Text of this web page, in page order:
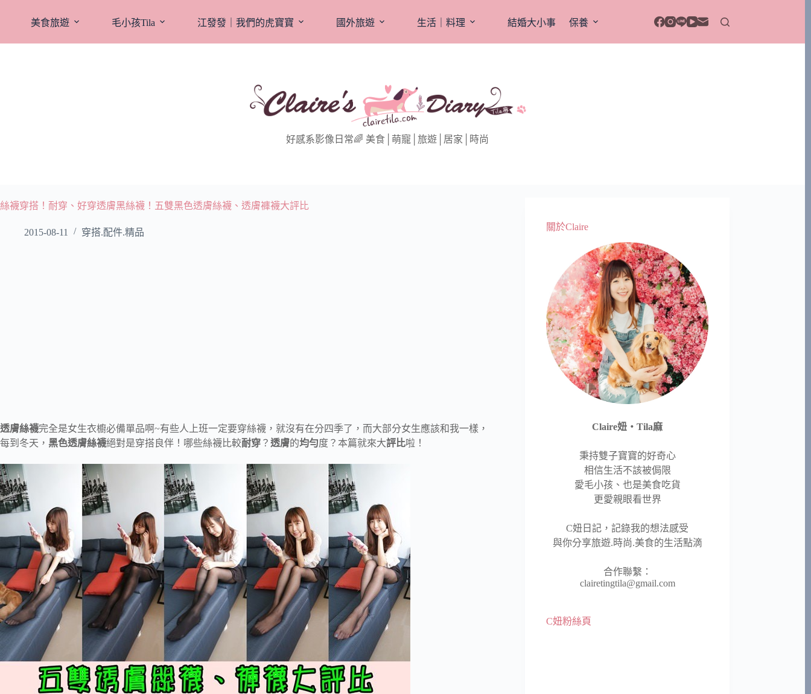
美食旅遊 毛小孩Tila 江發發｜我們的虎寶寶 國外旅遊 生活｜料理 結婚大小事 保養
好感系影像日常🌈 美食│萌寵│旅遊│居家│時尚
絲襪穿搭！耐穿、好穿透膚黑絲襪！五雙黑色透膚絲襪、透膚褲襪大評比
2015-08-11 穿搭.配件.精品
透膚絲襪完全是女生衣櫥必備單品啊~有些人上班一定要穿絲襪，就沒有在分四季了，而大部分女生應該和我一樣，
每到冬天， 黑色透膚絲襪絕對是穿搭良伴！哪些絲襪比較耐穿 ？ 透膚的均勻度？本篇就來大評比啦！
關於Claire
Claire妞‧Tila麻
秉持雙子寶寶的好奇心
相信生活不該被侷限
愛毛小孩、也是美食吃貨
更愛親眼看世界
C妞日記，記錄我的想法感受
與你分享旅遊.時尚.美食的生活點滴
合作聯繫：
clairetingtila@gmail.com
C妞粉絲頁